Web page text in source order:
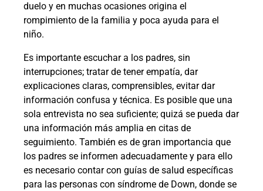
duelo y en muchas ocasiones origina el
rompimiento de la familia y poca ayuda para el
niño.
Es importante escuchar a los padres, sin
interrupciones; tratar de tener empatía, dar
explicaciones claras, comprensibles, evitar dar
información confusa y técnica. Es posible que una
sola entrevista no sea suficiente; quizá se pueda dar
una información más amplia en citas de
seguimiento. También es de gran importancia que
los padres se informen adecuadamente y para ello
es necesario contar con guías de salud específicas
para las personas con síndrome de Down, donde se